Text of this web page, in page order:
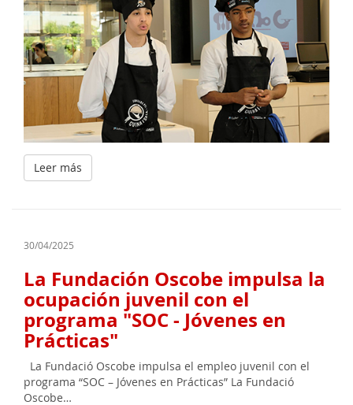
Leer más
30/04/2025
La Fundación Oscobe impulsa la
ocupación juvenil con el
programa "SOC - Jóvenes en
Prácticas"
La Fundació Oscobe impulsa el empleo juvenil con el
programa “SOC – Jóvenes en Prácticas” La Fundació
Oscobe…